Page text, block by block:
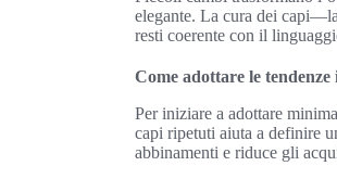
elegante. La cura dei
resti coerente con il
Come adottare le
Per iniziare a adottare
capi ripetuti aiuta a definire
abbinamenti e riduce gli